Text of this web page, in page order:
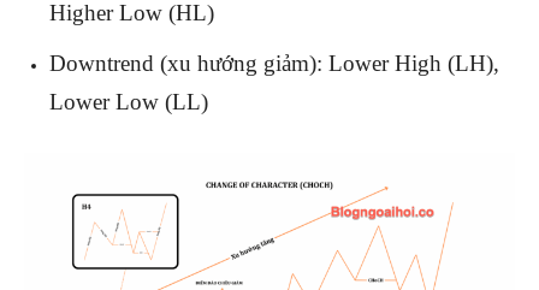
Higher Low (HL)
Downtrend (xu hướng giảm): Lower High (LH),
Lower Low (LL)